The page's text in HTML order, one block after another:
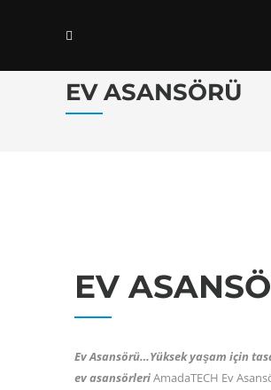
EV ASANSÖRÜ
EV
Ev Asansörü…Yüksek yaşam için
ev asansörleriAmadaTECH Ev